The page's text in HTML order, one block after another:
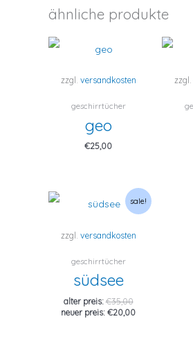
ähnliche produkte
zzgl. versandkosten
geschirrtücher
geo
€25,00
zzgl.
sale!
zzgl. versandkosten
geschirrtücher
südsee
alter preis: €35,00ursprünglicher
preis
neuer preis: €20,00aktueller